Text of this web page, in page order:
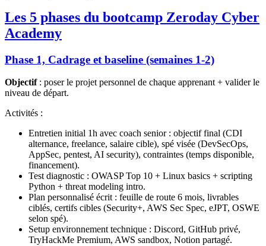
Les 5 phases du bootcamp Zeroday Cyber
Academy
Phase 1, Cadrage et baseline (semaines 1-2)
Objectif: poser le projet personnel de chaque apprenant + valider le
niveau de départ.
Activités :
Entretien initial 1h avec coach senior : objectif final (CDI
alternance, freelance, salaire cible), spé visée (DevSecOps,
AppSec, pentest, AI security), contraintes (temps disponible,
financement).
Test diagnostic : OWASP Top 10 + Linux basics + scripting
Python + threat modeling intro.
Plan personnalisé écrit : feuille de route 6 mois, livrables
ciblés, certifs cibles (Security+, AWS Sec Spec, eJPT, OSWE
selon spé).
Setup environnement technique : Discord, GitHub privé,
TryHackMe Premium, AWS sandbox, Notion partagé.